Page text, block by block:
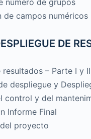
de campos numéricos
DE
resultados – Parte I y II
despliegue y
control y del
Informe Final
proyecto